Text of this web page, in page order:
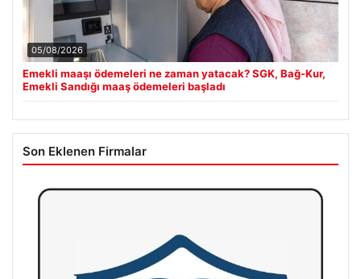
05/08/2026
Emekli maaşı ödemeleri ne zaman yatacak? SGK, Bağ-Kur,
Emekli Sandığı maaş ödemeleri başladı
Son Eklenen Firmalar